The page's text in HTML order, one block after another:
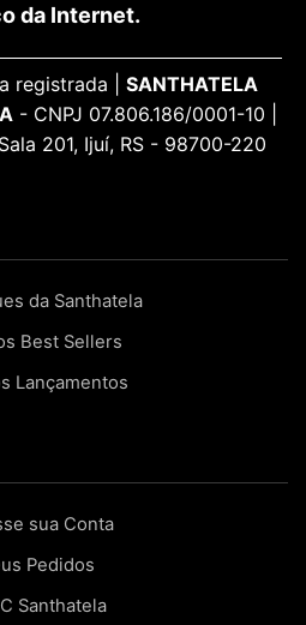
da Internet.
registrada | SANTHATELA
- CNPJ 07.806.186/0001-10 |
201, Ijuí, RS - 98700-220
da Santhatela
Best Sellers
Lançamentos
sua Conta
Pedidos
Santhatela